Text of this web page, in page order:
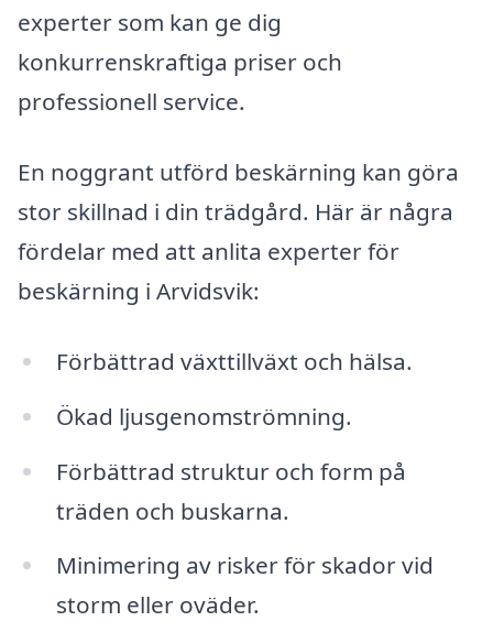
experter som kan ge dig
konkurrenskraftiga priser och
professionell service.
En noggrant utförd beskärning kan göra
stor skillnad i din trädgård. Här är några
fördelar med att anlita experter för
beskärning i Arvidsvik:
Förbättrad växttillväxt och hälsa.
Ökad ljusgenomströmning.
Förbättrad struktur och form på
träden och buskarna.
Minimering av risker för skador vid
storm eller oväder.